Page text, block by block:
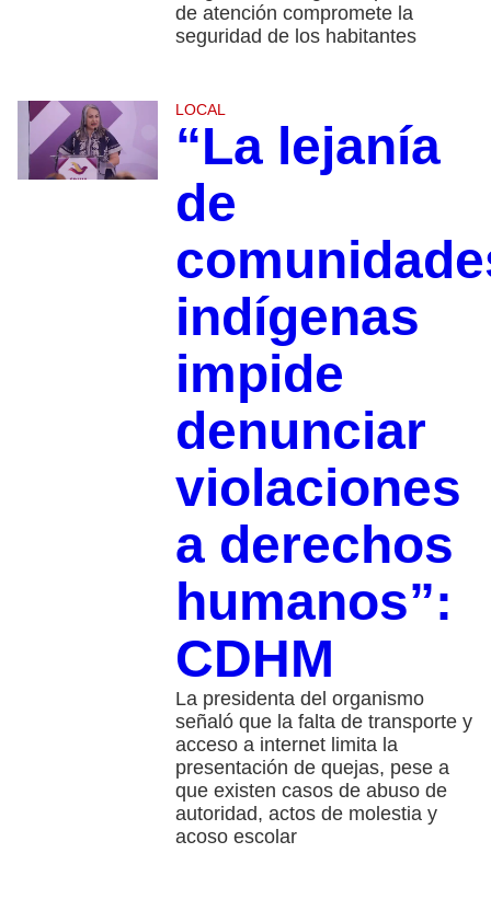
de atención compromete la
seguridad de los habitantes
LOCAL
“La lejanía
de
indígenas
impide
denunciar
violaciones
a derechos
humanos”:
CDHM
La presidenta del organismo
señaló que la falta de transporte y
acceso a internet limita la
presentación de quejas, pese a
que existen casos de abuso de
autoridad, actos de molestia y
acoso escolar